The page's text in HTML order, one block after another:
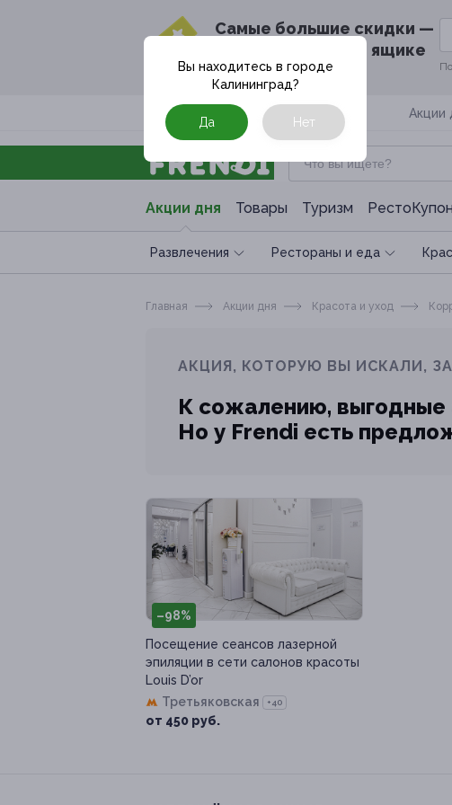
Cамые большие скидки —
в твоём почтовом ящике
Москва Акции
Акции дня Товары Туризм
Развлечения Рестораны и еда
Вы находитесь в городе
Калининград?
Да Нет
Главная Акции дня Красота и уход
АКЦИЯ, КОТОРУЮ ВЫ ИСКАЛИ,
К сожалению, выгодные
Но у Frendi есть
–98%
Посещение сеансов лазерной
эпиляции в сети салонов красоты
Louis D’or
Третьяковская
+40
от 450 руб.